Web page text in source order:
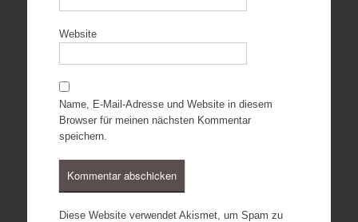
Website
Name, E-Mail-Adresse und Website in diesem
Browser für meinen nächsten Kommentar
speichern.
Diese Website verwendet Akismet, um Spam zu